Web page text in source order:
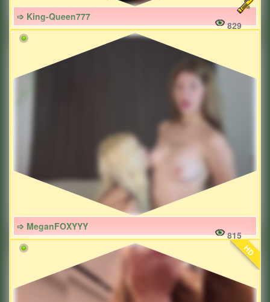
➩ King-Queen777
829
➩ MeganFOXYYY
815
HD